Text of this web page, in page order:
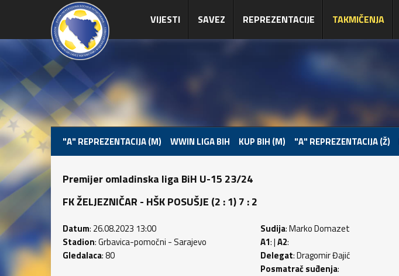
VIJESTI SAVEZ REPREZENTACIJE TAKMIČENJA
"A" REPREZENTACIJA (M) WWIN LIGA BIH KUP BIH (M) "A" REPREZENTACIJA (Ž)
Premijer omladinska liga BiH U-15 23/24
FK ŽELJEZNIČAR - HŠK POSUŠJE (2 : 1) 7 : 2
Datum: 26.08.2023 13:00
Stadion: Grbavica-pomočni - Sarajevo
Gledalaca: 80
Sudija: Marko Domazet
A1: |A2:
Delegat: Dragomir Đajić
Posmatrač suđenja: